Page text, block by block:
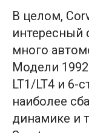
В целом,
интересный
много
Модели
LT1/LT4 и 6-
наиболее
динамике и